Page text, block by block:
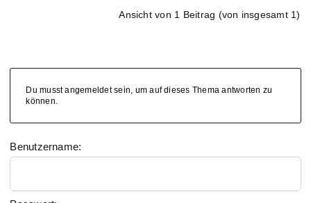
Ansicht von 1 Beitrag (von insgesamt 1)
Du musst angemeldet sein, um auf dieses Thema antworten zu
können.
Benutzername: